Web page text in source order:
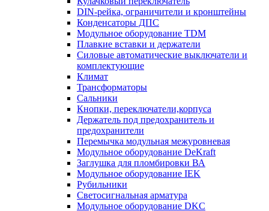
DIN-рейка, ограничители и кронштейны
Конденсаторы ДПС
Модульное оборудование TDM
Плавкие вставки и держатели
Силовые автоматические выключатели и
комплектующие
Климат
Трансформаторы
Сальники
Кнопки, переключатели,корпуса
Держатель под предохранитель и
предохранители
Перемычка модульная межуровневая
Модульное оборудование DeKraft
Заглушка для пломбировки ВА
Модульное оборудование IEK
Рубильники
Светосигнальная арматура
Модульное оборудование DKC